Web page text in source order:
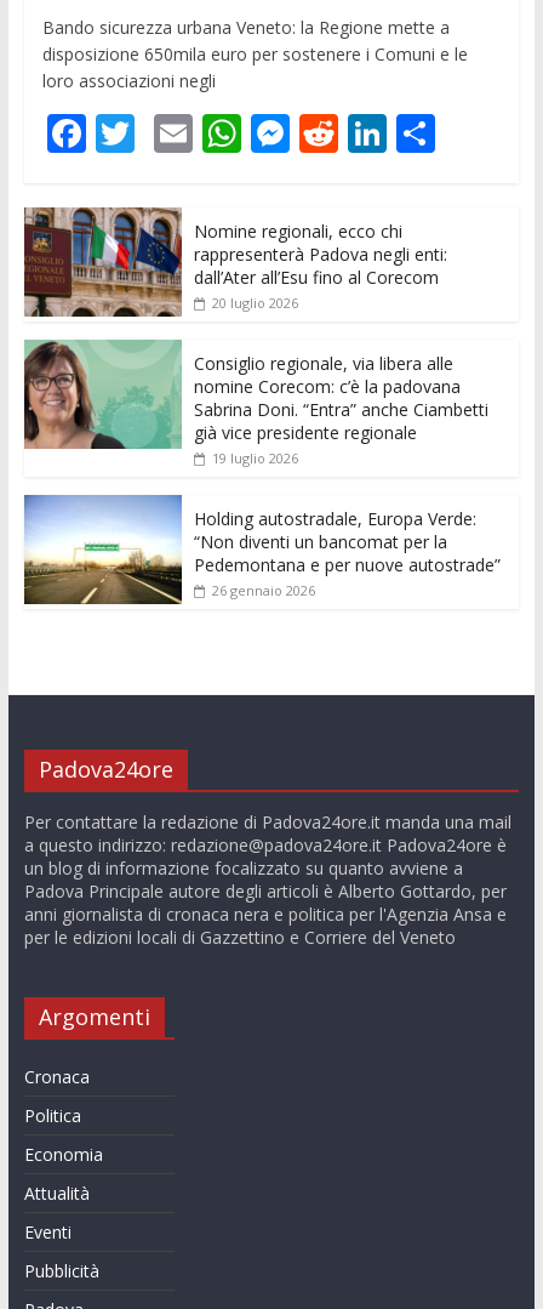
Bando sicurezza urbana Veneto: la Regione mette a
disposizione 650mila euro per sostenere i Comuni e le
loro associazioni negli
F
e
b
o
o
k
T
itt
er
E
l
W
s
A
p
p
M
ss
e
n
er
R
di
t
Li
k
e
dI
C
di
vi
Nomine regionali, ecco chi
rappresenterà Padova negli enti:
dall’Ater all’Esu fino al Corecom
20 luglio 2026
Consiglio regionale, via libera alle
nomine Corecom: c’è la padovana
Sabrina Doni. “Entra” anche Ciambetti
già vice presidente regionale
19 luglio 2026
Holding autostradale, Europa Verde:
“Non diventi un bancomat per la
Pedemontana e per nuove autostrade”
26 gennaio 2026
Padova24ore
Per contattare la redazione di Padova24ore.it manda una mail
a questo indirizzo: redazione@padova24ore.itPadova24ore è
un blog di informazione focalizzato su quanto avviene a
Padova Principale autore degli articoli è Alberto Gottardo, per
anni giornalista di cronaca nera e politica per l'Agenzia Ansa e
per le edizioni locali di Gazzettino e Corriere del Veneto
Argomenti
Cronaca
Politica
Economia
Attualità
Eventi
Pubblicità